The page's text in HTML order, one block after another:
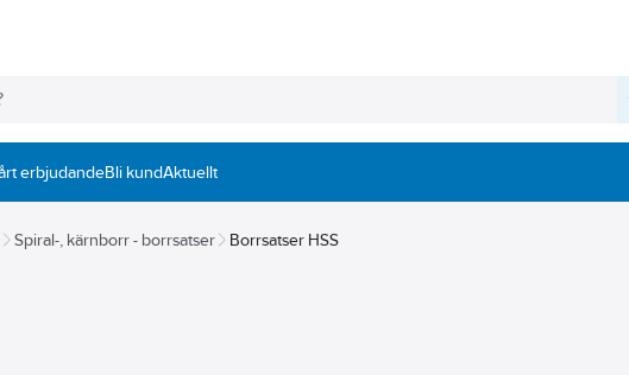
erbjudandeBli kundAktuellt
Spiral-, kärnborr - borrsatser Borrsatser HSS